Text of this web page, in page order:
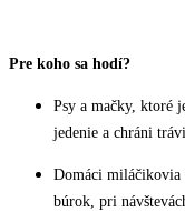
Pre koho sa hodí?
Psy a mačky, ktoré
jedenie a chráni
Domáci miláčikovia
búrok, pri